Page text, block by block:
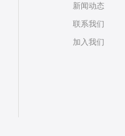
新闻动态
联系我们
加入我们